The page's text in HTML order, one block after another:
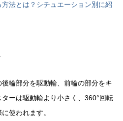
法とは？シチュエーション別に紹
輪部分を駆動輪、前輪の部分をキ
ーは駆動輪より小さく、360°回転
使われます。